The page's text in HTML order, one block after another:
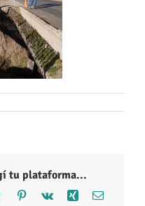
tu plataforma...
Tumblr Pinterest
Vk Xing Correo